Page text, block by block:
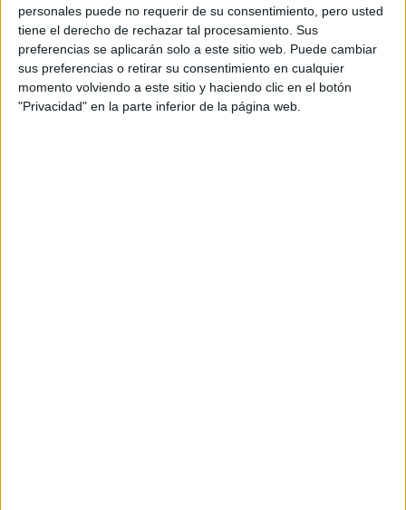
personales puede no requerir de su consentimiento, pero usted
tiene el derecho de rechazar tal procesamiento. Sus
preferencias se aplicarán solo a este sitio web. Puede cambiar
sus preferencias o retirar su consentimiento en cualquier
momento volviendo a este sitio y haciendo clic en el botón
"Privacidad" en la parte inferior de la página web.
Harris, Peter Charlton, Bill Hutchens, Dan Burman, Daniel
Jude Gennis, Kandace Caine, Maddi Black, Lucas Hansen,
Georgina Goodrick
y
Sixya ha planificado la película como una trilogía, y afirma